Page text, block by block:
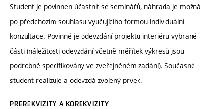
Student je povinnen účastnit se seminářů, náhrada je možná
po předchozím souhlasu vyučujícího formou individuální
konzultace. Povinné je odevzdání projektu interiéru vybrané
části (náležitosti odevzdání včetně měřítek výkresů jsou
podrobně specifikovány ve zveřejněném zadání). Současně
student realizuje a odevzdá zvolený prvek.
PREREKVIZITY A KOREKVIZITY